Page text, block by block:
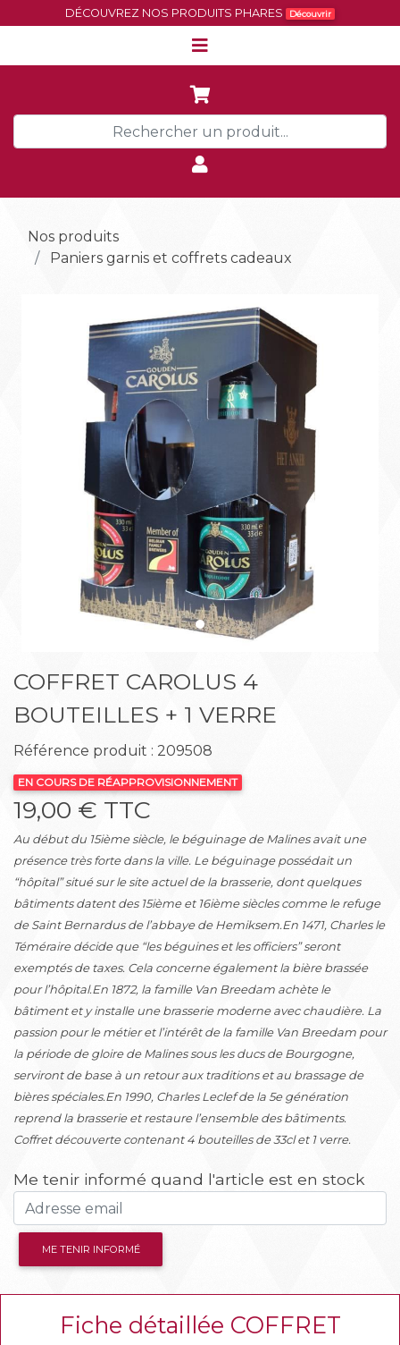
DÉCOUVREZ NOS PRODUITS PHARES Découvrir
Nos produits
Paniers garnis et coffrets cadeaux
Précédent
COFFRET CAROLUS 4
BOUTEILLES + 1 VERRE
Référence produit : 209508
EN COURS DE RÉAPPROVISIONNEMENT
19,00 € TTC
Au début du 15ième siècle, le béguinage de Malines avait une
présence très forte dans la ville. Le béguinage possédait un
“hôpital” situé sur le site actuel de la brasserie, dont quelques
bâtiments datent des 15ième et 16ième siècles comme le refuge
de Saint Bernardus de l’abbaye de Hemiksem.En 1471, Charles le
Téméraire décide que “les béguines et les officiers” seront
exemptés de taxes. Cela concerne également la bière brassée
pour l’hôpital.En 1872, la famille Van Breedam achète le
bâtiment et y installe une brasserie moderne avec chaudière. La
passion pour le métier et l’intérêt de la famille Van Breedam pour
la période de gloire de Malines sous les ducs de Bourgogne,
serviront de base à un retour aux traditions et au brassage de
bières spéciales.En 1990, Charles Leclef de la 5e génération
reprend la brasserie et restaure l’ensemble des bâtiments.
Coffret découverte contenant 4 bouteilles de 33cl et 1 verre.
Me tenir informé quand l'article est en stock
ME TENIR INFORMÉ
Fiche détaillée COFFRET